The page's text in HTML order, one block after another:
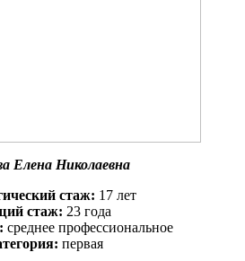
Елена Николаевна
стаж: 17 лет
стаж: 23 года
среднее профессиональное
первая